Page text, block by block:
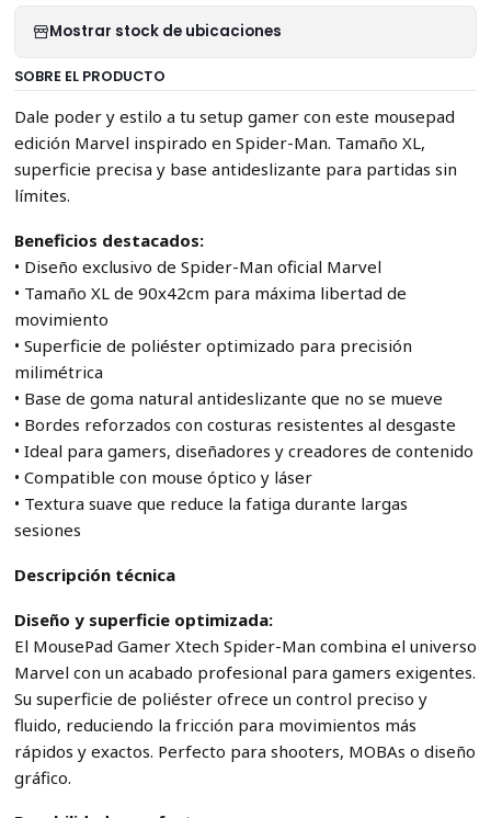
Mostrar stock de ubicaciones
SOBRE EL PRODUCTO
Dale poder y estilo a tu setup gamer con este mousepad
edición Marvel inspirado en Spider-Man. Tamaño XL,
superficie precisa y base antideslizante para partidas sin
límites.
Beneficios destacados:
• Diseño exclusivo de Spider-Man oficial Marvel
• Tamaño XL de 90x42cm para máxima libertad de
movimiento
• Superficie de poliéster optimizado para precisión
milimétrica
• Base de goma natural antideslizante que no se mueve
• Bordes reforzados con costuras resistentes al desgaste
• Ideal para gamers, diseñadores y creadores de contenido
• Compatible con mouse óptico y láser
• Textura suave que reduce la fatiga durante largas
sesiones
Descripción técnica
Diseño y superficie optimizada:
El MousePad Gamer Xtech Spider-Man combina el universo
Marvel con un acabado profesional para gamers exigentes.
Su superficie de poliéster ofrece un control preciso y
fluido, reduciendo la fricción para movimientos más
rápidos y exactos. Perfecto para shooters, MOBAs o diseño
gráfico.